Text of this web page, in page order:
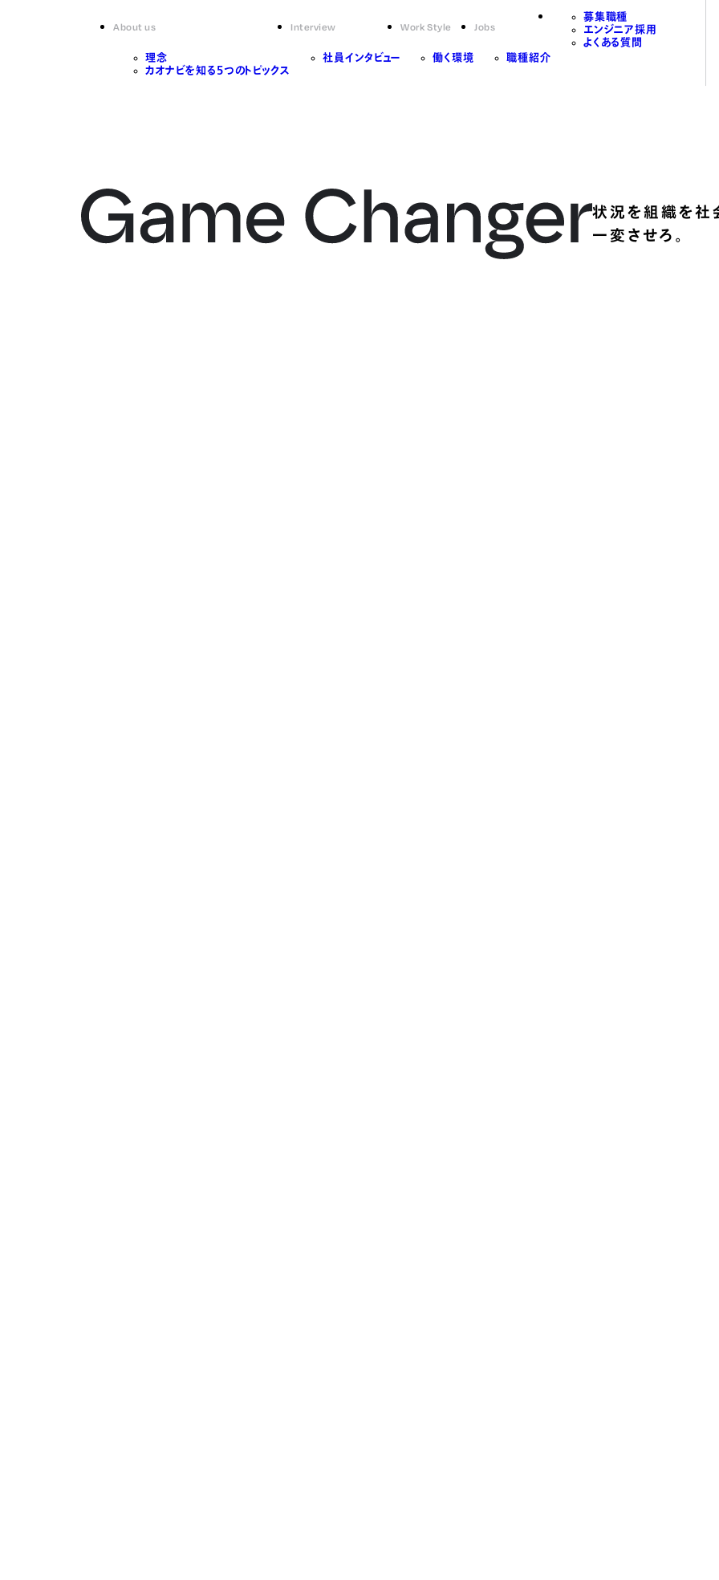
About us
理念
カオナビを知る5つのトピックス
Interview
社員インタビュー
Work Style
働く環境
Jobs
職種紹介
募集職種
エンジニア採用
よくある質問
状況を組織を社
一変させろ。